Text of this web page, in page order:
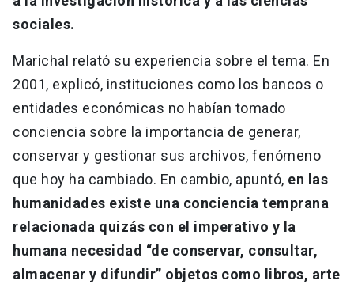
sociales.
Marichal relató su experiencia sobre el tema. En
2001, explicó, instituciones como los bancos o
entidades económicas no habían tomado
conciencia sobre la importancia de generar,
conservar y gestionar sus archivos, fenómeno
que hoy ha cambiado. En cambio, apuntó, en las
humanidades existe una conciencia temprana
relacionada quizás con el imperativo y la
humana necesidad “de conservar, consultar,
almacenar y difundir” objetos como libros, arte